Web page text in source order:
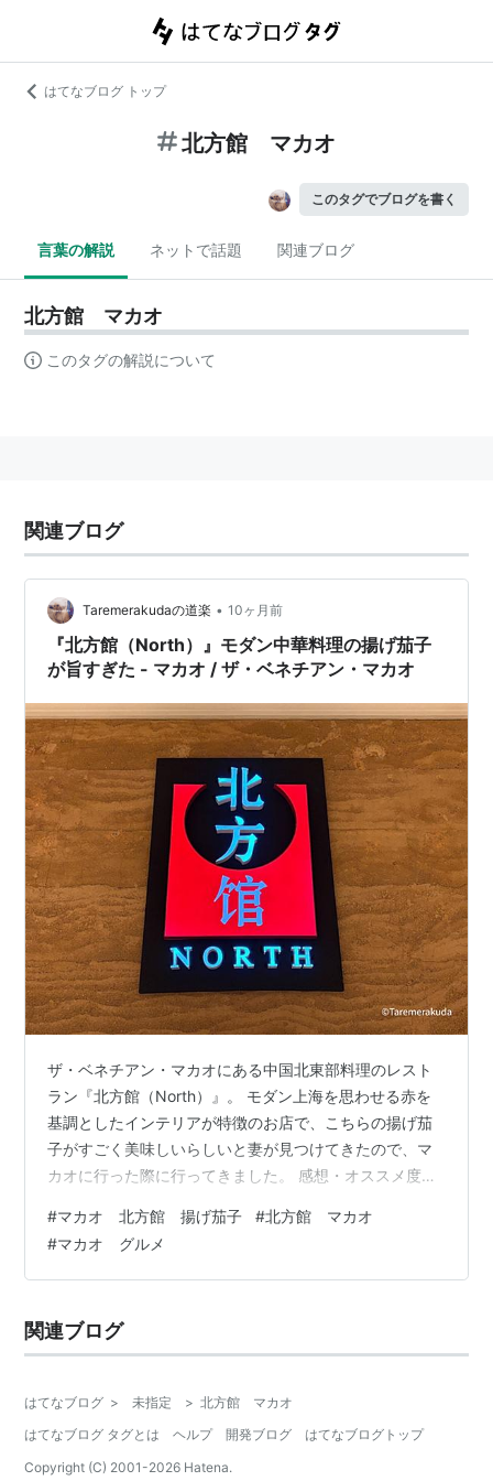
はてなブログ トップ
北方館 マカオ
このタグでブログを書く
言葉の解説 ネットで話題 関連ブログ
北方館 マカオ
このタグの解説について
関連ブログ
Taremerakudaの道楽 • 10ヶ月前
『北方館（North）』モダン中華料理の揚げ茄子
が旨すぎた - マカオ / ザ・ベネチアン・マカオ
ザ・ベネチアン・マカオにある中国北東部料理のレスト
ラン『北方館（North）』。 モダン上海を思わせる赤を
基調としたインテリアが特徴のお店で、こちらの揚げ茄
子がすごく美味しいらしいと妻が見つけてきたので、マ
カオに行った際に行ってきました。 感想・オススメ度
★★★★★ 雰囲気・清潔感は？ ★★★★★ 店員さんは
感じがよいか？ ★★★★★ 家族・友人と再来店したい
か？ ★★★★★ 名物の揚げ茄子が絶品。こんな美味し
級感とモダンさが合わさった店内のインテリアがかっこ
よい マカオに行く方には確実…
#マカオ 北方館 揚げ茄子 #北方館 マカオ
#マカオ グルメ
関連ブログ
はてなブログ > 未指定 > 北方館 マカオ
はてなブログ タグとは
ヘルプ 開発ブログ
はてなブログトップ
Copyright (C) 2001-2026 Hatena.